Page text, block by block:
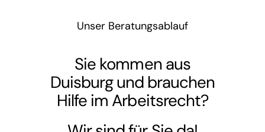
Unser Beratungsablauf
Sie kommen aus
Duisburg und brauchen
Hilfe im Arbeitsrecht?